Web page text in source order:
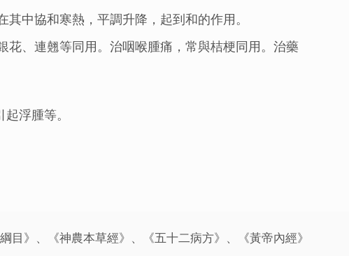
中協和寒熱，平調升降，起到和的作用。
花、連翹等同用。治咽喉腫痛，常與桔梗同用。治藥
浮腫等。
》、《神農本草經》、《五十二病方》、《黃帝內經》